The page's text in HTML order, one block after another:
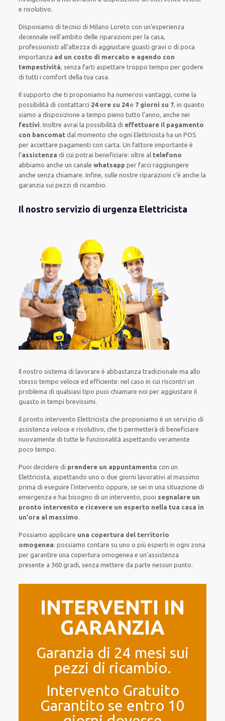
e risolutivo.
Disponiamo ditecnici di Milano Loreto con un’esperienza
decennalenell’ambito delle riparazioni per la casa,
professionisti all’altezza di aggiustare guasti gravi o di poca
importanza ad un costo di mercato e agendo con
tempestività, senza farti aspettare troppo tempo per godere
di tutti i comfort della tua casa.
Il supporto che tiproponiamo ha numerosi vantaggi, come la
possibilità di contattarci 24 ore su 24e 7 giorni su 7, in quanto
siamo a disposizione a tempo pieno tutto l’anno, anche nei
festivi.Inoltre avrai la possibilità di effettuare il pagamento
con bancomat dal momento che ogni Elettricista haun POS
per accettare pagamenticon carta.Un fattore importante è
l’assistenza di cui potrai beneficiare: oltre al telefono
abbiamo anche uncanale whatsappper farci raggiungere
anche senza chiamare.Infine, sulle nostre riparazioni c’è anche la
garanzia sui pezzi di ricambio.
Il nostro servizio di urgenza Elettricista
Il nostro sistema di lavorare è abbastanza tradizionale ma allo
stesso tempo veloce ed efficiente: nel caso in cuiriscontriun
problema di qualsiasi tipo puoi chiamare noi per aggiustare il
guasto in tempi brevissimi.
Il pronto intervento Elettricistache proponiamo èun servizio di
assistenza veloce e risolutivo, che tipermetterà di beneficiare
nuovamente di tutte le funzionalità aspettando veramente
poco tempo.
Puoi decidere di prendere un appuntamento con un
Elettricista, aspettandouno o due giorni lavorativi al massimo
prima dieseguire l’intervento oppure, se sei in una situazione di
emergenza e hai bisogno diun intervento, puoi segnalare un
pronto intervento e ricevere un esperto nella tua casa in
un’ora al massimo.
Possiamo applicare una copertura del territorio
omogenea:possiamo contare su uno o piùesperti in ogni zona
pergarantire una coperturaomogenea e un’assistenza
presente a 360 gradi, senzamettere da partenessun punto.
INTERVENTI IN
GARANZIA
Garanzia di 24 mesi sui
pezzi di ricambio.
Intervento Gratuito
Garantito se entro 10